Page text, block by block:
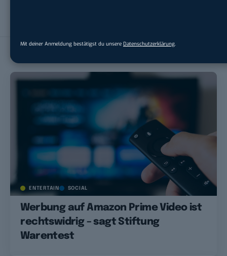
Mit deiner Anmeldung bestätigst du unsere Datenschutzerklärung
ENTERTAIN SOCIAL
Werbung auf Amazon Prime Video ist
rechtswidrig – sagt Stiftung
Warentest